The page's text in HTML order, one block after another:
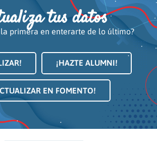
tus datos
la primera en enterarte de lo último?
¡HAZTE ALUMNI!
EN FOMENTO!